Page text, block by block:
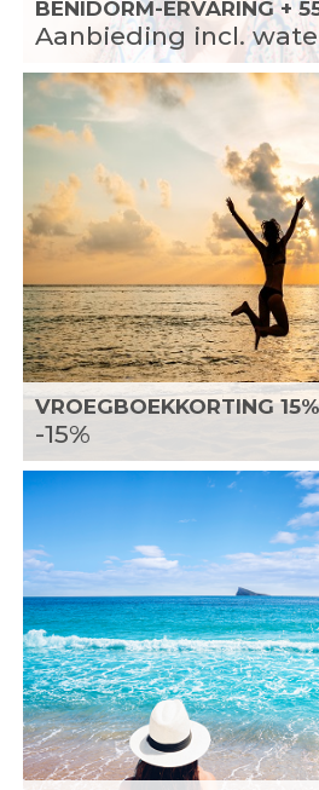
BENIDORM-ERVARING +
Aanbieding incl.
VROEGBOEKKORTING
-15%